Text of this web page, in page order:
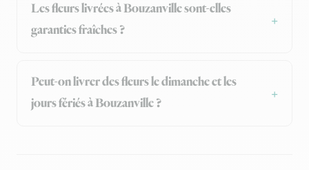
Les fleurs livrées à Bouzanville sont-elles
garanties fraîches ?
Peut-on livrer des fleurs le dimanche et les
jours fériés à Bouzanville ?